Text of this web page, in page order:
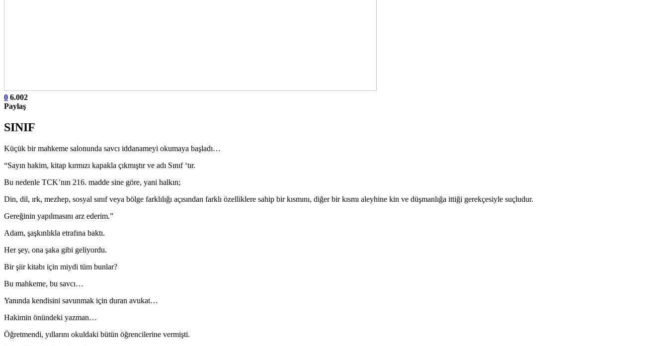
0 6.002
Paylaş
SINIF
Küçük bir mahkeme salonunda savcı iddanameyi okumaya başladı…
“Sayın hakim, kitap kırmızı kapakla çıkmıştır ve adı Sınıf ‘tır.
Bu nedenle TCK’nın 216. madde sine göre, yani halkın;
Din, dil, ırk, mezhep, sosyal sınıf veya bölge farklılığı açısından farklı özelliklere sahip bir kısmını, diğer bir kısmı aleyhine kin ve düşmanlığa ittiği gerekçesiyle suçludur.
Gereğinin yapılmasını arz ederim.”
Adam, şaşkınlıkla etrafına baktı.
Her şey, ona şaka gibi geliyordu.
Bir şiir kitabı için miydi tüm bunlar?
Bu mahkeme, bu savcı…
Yanında kendisini savunmak için duran avukat…
Hakimin önündeki yazman…
Öğretmendi, yıllarını okuldaki bütün öğrencilerine vermişti.